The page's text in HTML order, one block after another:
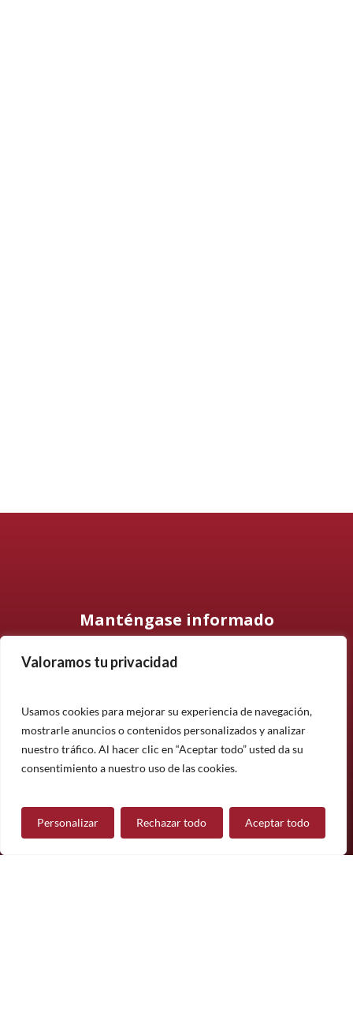
Valoramos tu privacidad
Usamos cookies para mejorar su experiencia de navegación,
mostrarle anuncios o contenidos personalizados y analizar
nuestro tráfico. Al hacer clic en “Aceptar todo” usted da su
consentimiento a nuestro uso de las cookies.
Personalizar Rechazar todo Aceptar todo
Manténgase informado
Suscríbase a nuestro boletín informativo y manténgase
noticias.
Suscríbete
¿Tiene alguna pregunta?
Contáctanos